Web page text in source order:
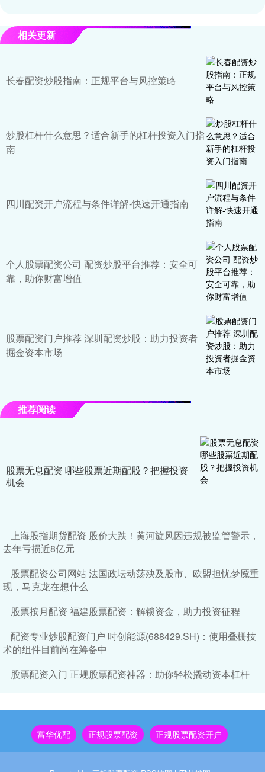
相关更新
长春配资炒股指南：正规平台与风控策略
炒股杠杆什么意思？适合新手的杠杆投资入门指
南
四川配资开户流程与条件详解-快速开通指南
个人股票配资公司 配资炒股平台推荐：安全可
靠，助你财富增值
股票配资门户推荐 深圳配资炒股：助力投资者
掘金资本市场
推荐阅读
股票无息配资 哪些股票近期配股？把握投资
机会
上海股指期货配资 股价大跌！黄河旋风因违规被监管警示，
去年亏损近8亿元
股票配资公司网站 法国政坛动荡殃及股市、欧盟担忧梦魇重
现，马克龙在想什么
股票按月配资 福建股票配资：解锁资金，助力投资征程
配资专业炒股配资门户 时创能源(688429.SH)：使用叠栅技
术的组件目前尚在筹备中
股票配资入门 正规股票配资神器：助你轻松撬动资本杠杆
富华优配 正规股票配资 正规股票配资开户